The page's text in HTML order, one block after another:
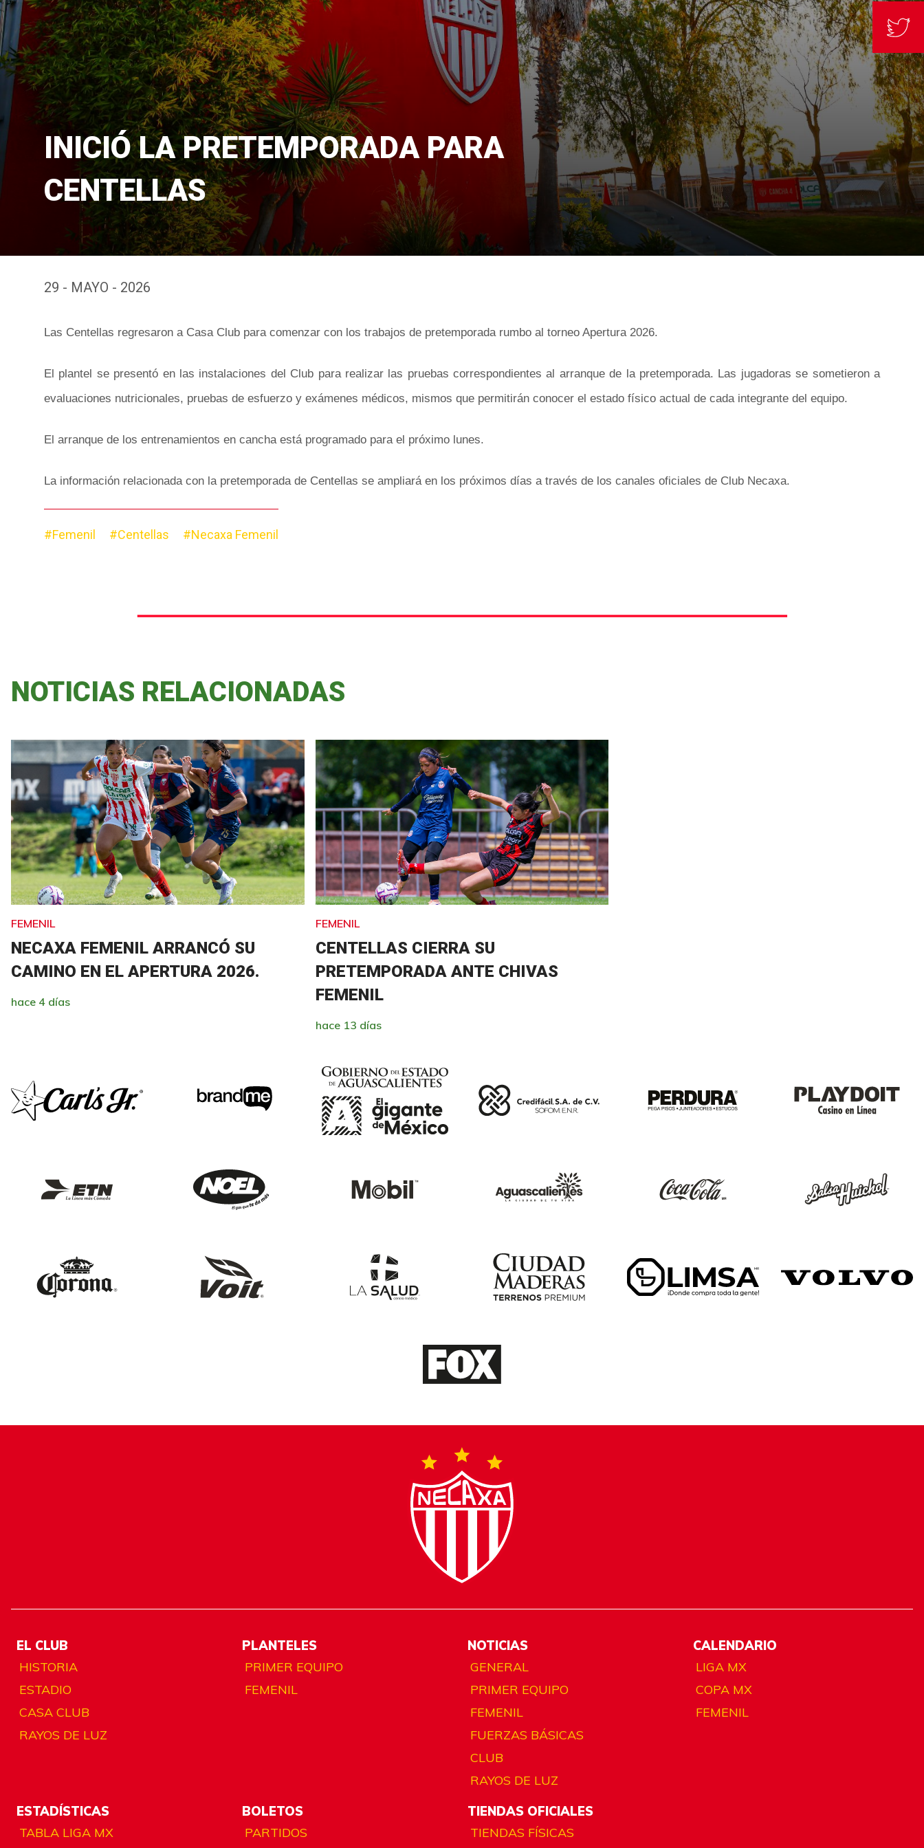
INICIÓ LA PRETEMPORADA PARA
CENTELLAS
29 - MAYO - 2026
Las Centellas regresaron a Casa Club para comenzar con los trabajos de pretemporada rumbo al torneo Apertura 2026.
El plantel se presentó en las instalaciones del Club para realizar las pruebas correspondientes al arranque de la pretemporada. Las jugadoras se sometieron a
evaluaciones nutricionales, pruebas de esfuerzo y exámenes médicos, mismos que permitirán conocer el estado físico actual de cada integrante del equipo.
El arranque de los entrenamientos en cancha está programado para el próximo lunes.
La información relacionada con la pretemporada de Centellas se ampliará en los próximos días a través de los canales oficiales de Club Necaxa.
#Femenil #Centellas #Necaxa Femenil
NOTICIAS RELACIONADAS
FEMENIL
NECAXA FEMENIL ARRANCÓ SU
CAMINO EN EL APERTURA 2026.
hace 4 días
FEMENIL
CENTELLAS CIERRA SU
PRETEMPORADA ANTE CHIVAS
FEMENIL
hace 13 días
EL CLUB
HISTORIA
ESTADIO
CASA CLUB
RAYOS DE LUZ
PLANTELES
PRIMER EQUIPO
FEMENIL
NOTICIAS
GENERAL
PRIMER EQUIPO
FEMENIL
FUERZAS BÁSICAS
CLUB
RAYOS DE LUZ
CALENDARIO
LIGA MX
COPA MX
FEMENIL
ESTADÍSTICAS
TABLA LIGA MX
BOLETOS
PARTIDOS
TIENDAS OFICIALES
TIENDAS FÍSICAS